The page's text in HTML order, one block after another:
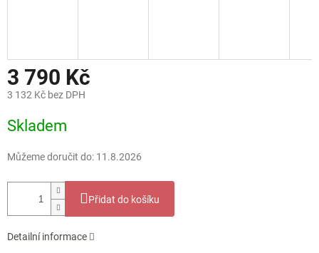
3 790 Kč
3 132 Kč bez DPH
cena:
Skladem
Můžeme doručit do: 11.8.2026
Přidat do košíku
Detailní informace